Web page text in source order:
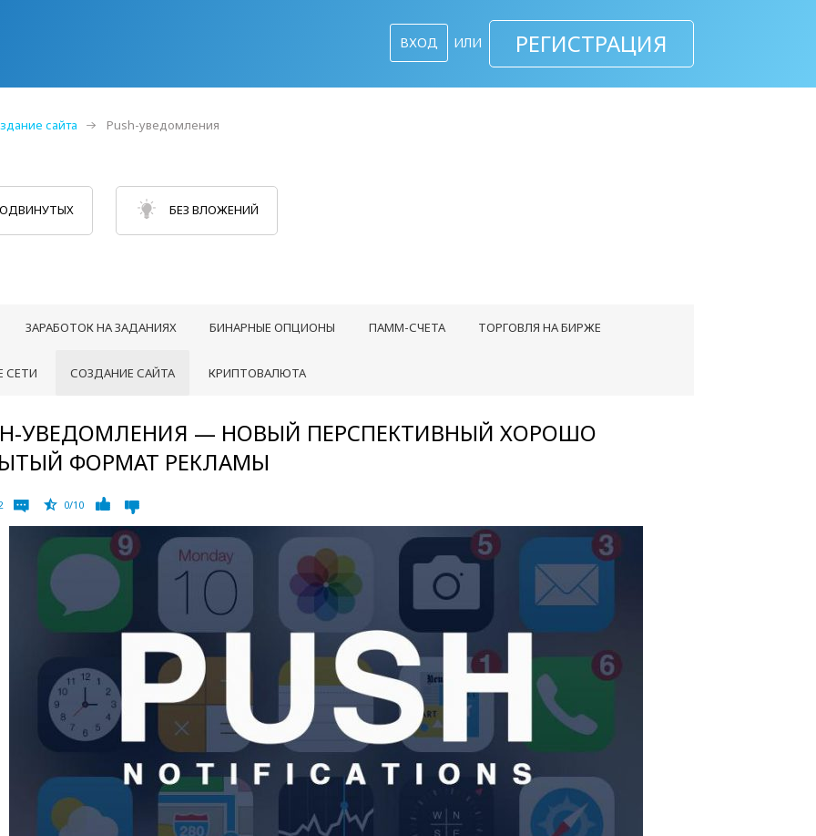
ВХОД ИЛИ РЕГИСТРАЦИЯ
сайта Push-уведомления
БЕЗ ВЛОЖЕНИЙ
ЗАРАБОТОК НА ЗАДАНИЯХ БИНАРНЫЕ ОПЦИОНЫ ПАММ-СЧЕТА ТОРГОВЛЯ НА БИРЖЕ
СЕТИ СОЗДАНИЕ САЙТА КРИПТОВАЛЮТА
УВЕДОМЛЕНИЯ — НОВЫЙ ПЕРСПЕКТИВНЫЙ ХОРОШО
ФОРМАТ РЕКЛАМЫ
0/10